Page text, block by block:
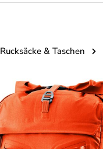
Rucksäcke & Taschen